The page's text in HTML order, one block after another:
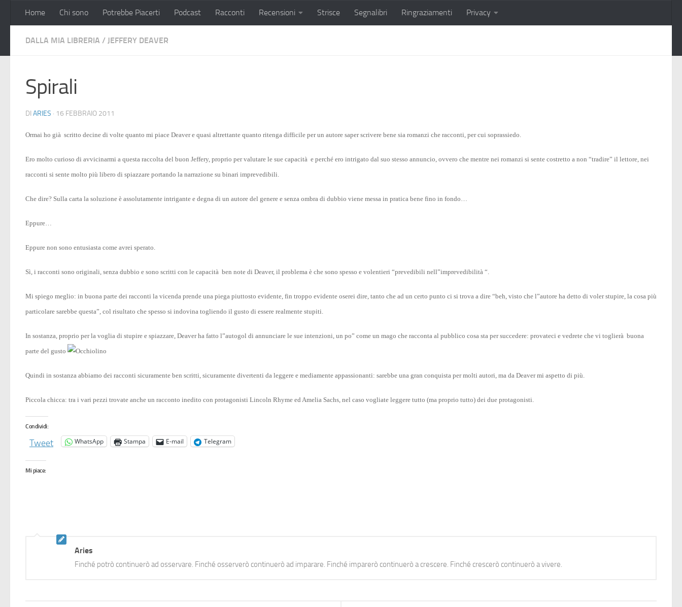
Salta al contenuto
Home Chi sono Potrebbe Piacerti Podcast Racconti Recensioni Strisce Segnalibri Ringraziamenti Privacy
DALLA MIA LIBRERIA / JEFFERY DEAVER
Spirali
DI ARIES · 16 FEBBRAIO 2011
Ormai ho già scritto decine di volte quanto mi piace Deaver e quasi altrettante quanto ritenga difficile per un autore saper scrivere bene sia romanzi che racconti, per cui soprassiedo.
Ero molto curioso di avvicinarmi a questa raccolta del buon Jeffery, proprio per valutare le sue capacità e perché ero intrigato dal suo stesso annuncio, ovvero che mentre nei romanzi si sente costretto a non “tradire” il lettore, nei
racconti si sente molto più libero di spiazzare portando la narrazione su binari imprevedibili.
Che dire? Sulla carta la soluzione è assolutamente intrigante e degna di un autore del genere e senza ombra di dubbio viene messa in pratica bene fino in fondo…
Eppure…
Eppure non sono entusiasta come avrei sperato.
Sì, i racconti sono originali, senza dubbio e sono scritti con le capacità ben note di Deaver, il problema è che sono spesso e volentieri “prevedibili nell”imprevedibilità “.
Mi spiego meglio: in buona parte dei racconti la vicenda prende una piega piuttosto evidente, fin troppo evidente oserei dire, tanto che ad un certo punto ci si trova a dire “beh, visto che l”autore ha detto di voler stupire, la cosa più
particolare sarebbe questa”, col risultato che spesso si indovina togliendo il gusto di essere realmente stupiti.
In sostanza, proprio per la voglia di stupire e spiazzare, Deaver ha fatto l”autogol di annunciare le sue intenzioni, un po” come un mago che racconta al pubblico cosa sta per succedere: provateci e vedrete che vi toglierà buona
parte del gusto
Quindi in sostanza abbiamo dei racconti sicuramente ben scritti, sicuramente divertenti da leggere e mediamente appassionanti: sarebbe una gran conquista per molti autori, ma da Deaver mi aspetto di più.
Piccola chicca: tra i vari pezzi trovate anche un racconto inedito con protagonisti Lincoln Rhyme ed Amelia Sachs, nel caso vogliate leggere tutto (ma proprio tutto) dei due protagonisti.
Condividi:
Tweet WhatsApp Stampa E-mail Telegram
Mi piace:
Aries
Finché potrò continuerò ad osservare. Finché osserverò continuerò ad imparare. Finché imparerò continuerò a crescere. Finché crescerò continuerò a vivere.